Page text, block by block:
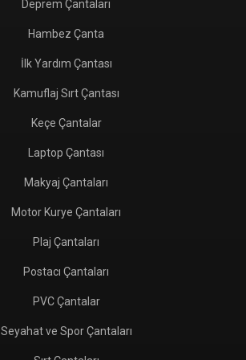
Deprem Çantaları
Hambez Çanta
İlk Yardım Çantası
Kamuflaj Sırt Çantası
Keçe Çantalar
Laptop Çantası
Makyaj Çantaları
Motor Kurye Çantaları
Plaj Çantaları
Postacı Çantaları
PVC Çantalar
Seyahat ve Spor Çantaları